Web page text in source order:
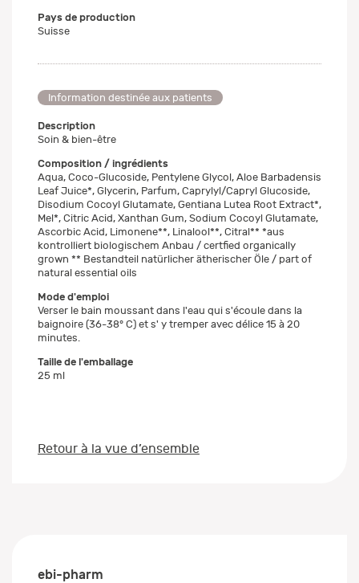
Pays de production
Suisse
Information destinée aux patients
Description
Soin & bien-être
Composition / ingrédients
Aqua, Coco-Glucoside, Pentylene Glycol, Aloe Barbadensis
Leaf Juice*, Glycerin, Parfum, Caprylyl/Capryl Glucoside,
Disodium Cocoyl Glutamate, Gentiana Lutea Root Extract*,
Mel*, Citric Acid, Xanthan Gum, Sodium Cocoyl Glutamate,
Ascorbic Acid, Limonene**, Linalool**, Citral** *aus
kontrolliert biologischem Anbau / certfied organically
grown ** Bestandteil natürlicher ätherischer Öle / part of
natural essential oils
Mode d'emploi
Verser le bain moussant dans l'eau qui s'écoule dans la
baignoire (36-38° C) et s' y tremper avec délice 15 à 20
minutes.
Taille de l'emballage
25 ml
Retour à la vue d’ensemble
ebi-pharm